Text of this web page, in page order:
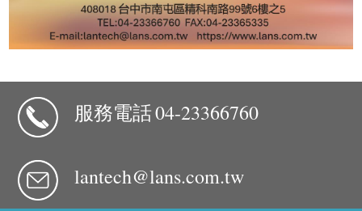
服務電話04-23366760
lantech@lans.com.tw